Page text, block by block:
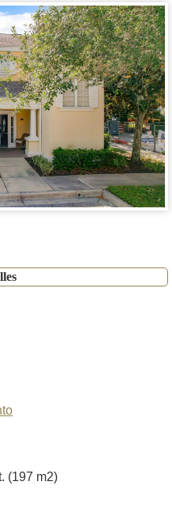
(197 m2)